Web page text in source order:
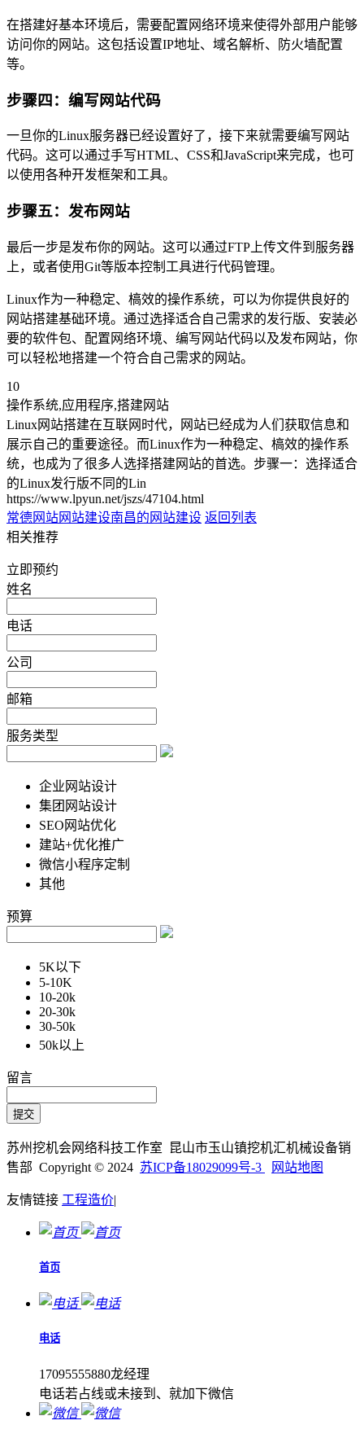
在搭建好基本环境后，需要配置网络环境来使得外部用户能够
访问你的网站。这包括设置IP地址、域名解析、防火墙配置
等。
步骤四：编写网站代码
一旦你的Linux服务器已经设置好了，接下来就需要编写网站
代码。这可以通过手写HTML、CSS和JavaScript来完成，也可
以使用各种开发框架和工具。
步骤五：发布网站
最后一步是发布你的网站。这可以通过FTP上传文件到服务器
上，或者使用Git等版本控制工具进行代码管理。
Linux作为一种稳定、槁效的操作系统，可以为你提供良好的
网站搭建基础环境。通过选择适合自己需求的发行版、安装必
要的软件包、配置网络环境、编写网站代码以及发布网站，你
可以轻松地搭建一个符合自己需求的网站。
10
操作系统,应用程序,搭建网站
Linux网站搭建在互联网时代，网站已经成为人们获取信息和
展示自己的重要途径。而Linux作为一种稳定、槁效的操作系
统，也成为了很多人选择搭建网站的首选。步骤一：选择适合
的Linux发行版不同的Lin
https://www.lpyun.net/jszs/47104.html
常德网站网站建设南昌的网站建设 返回列表
相关推荐
立即预约
姓名
电话
公司
邮箱
服务类型
企业网站设计
集团网站设计
SEO网站优化
建站+优化推广
微信小程序定制
其他
预算
5K以下
5-10K
10-20k
20-30k
30-50k
50k以上
留言
苏州挖机会网络科技工作室 昆山市玉山镇挖机汇机械设备销
售部 Copyright © 2024 苏ICP备18029099号-3 网站地图
友情链接 工程造价|
首页
电话
17095555880龙经理
电话若占线或未接到、就加下微信